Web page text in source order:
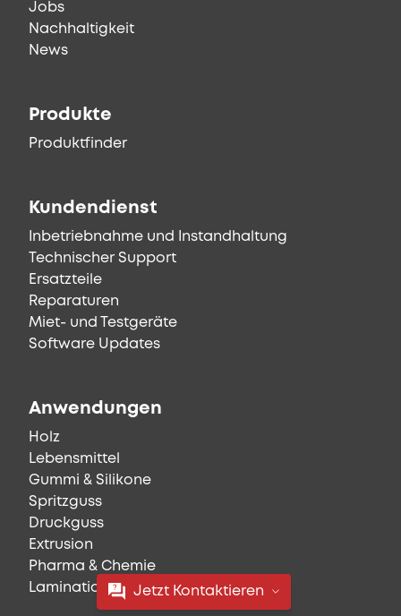
Jetzt Kontaktieren
Jobs
Nachhaltigkeit
News
Produkte
Produktfinder
Kundendienst
Inbetriebnahme und Instandhaltung
Technischer Support
Ersatzteile
Reparaturen
Miet- und Testgeräte
Software Updates
Anwendungen
Holz
Lebensmittel
Gummi & Silikone
Spritzguss
Druckguss
Extrusion
Pharma & Chemie
Lamination, Druck & Textil